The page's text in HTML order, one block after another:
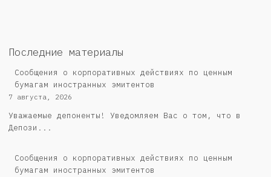
Последние материалы
Сообщения о корпоративных действиях по ценным
бумагам иностранных эмитентов
7 августа, 2026
Уважаемые депоненты! Уведомляем Вас о том, что в
Депози...
Сообщения о корпоративных действиях по ценным
бумагам иностранных эмитентов